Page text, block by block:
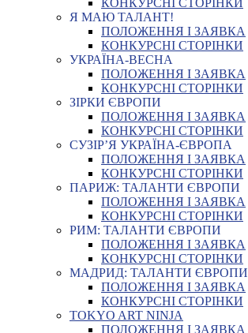
КОНКУРСНІ СТОРІНКИ
Я МАЮ ТАЛАНТ!
ПОЛОЖЕННЯ І ЗАЯВКА
КОНКУРСНІ СТОРІНКИ
УКРАЇНА-ВЕСНА
ПОЛОЖЕННЯ І ЗАЯВКА
КОНКУРСНІ СТОРІНКИ
ЗІРКИ ЄВРОПИ
ПОЛОЖЕННЯ І ЗАЯВКА
КОНКУРСНІ СТОРІНКИ
СУЗІР’Я УКРАЇНА-ЄВРОПА
ПОЛОЖЕННЯ І ЗАЯВКА
КОНКУРСНІ СТОРІНКИ
ПАРИЖ: ТАЛАНТИ ЄВРОПИ
ПОЛОЖЕННЯ І ЗАЯВКА
КОНКУРСНІ СТОРІНКИ
РИМ: ТАЛАНТИ ЄВРОПИ
ПОЛОЖЕННЯ І ЗАЯВКА
КОНКУРСНІ СТОРІНКИ
МАДРИД: ТАЛАНТИ ЄВРОПИ
ПОЛОЖЕННЯ І ЗАЯВКА
КОНКУРСНІ СТОРІНКИ
TOKYO ART NINJA
ПОЛОЖЕННЯ І ЗАЯВКА